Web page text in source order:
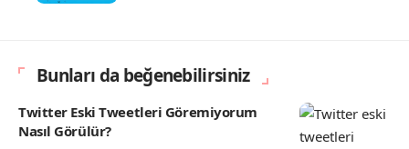
Bunları da beğenebilirsiniz
Twitter Eski Tweetleri Göremiyorum
Nasıl Görülür?